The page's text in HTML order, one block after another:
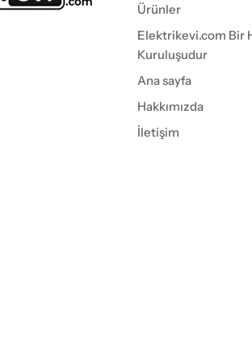
Ürünler
Elektrikevi.com Bir
Kuruluşudur
Ana sayfa
Hakkımızda
İletişim